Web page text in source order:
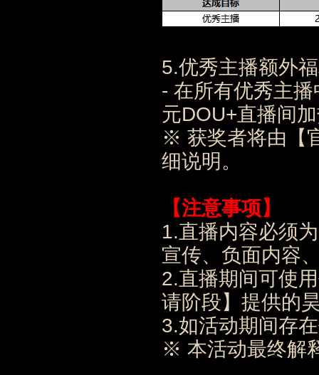
5.优秀主播额外
- 在所有优秀主
元DOU+直播间
※ 获奖者将由【
细说明。
【注意事项】
1.直播内容必须
宣传、负面内容
2.直播期间可使
请阶段】提供的
3.如活动期间存
※ 本活动最终解